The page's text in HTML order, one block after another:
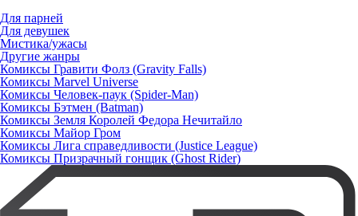
Для парней
Для девушек
Мистика/ужасы
Другие жанры
Комиксы Гравити Фолз (Gravity Falls)
Комиксы Marvel Universe
Комиксы Человек-паук (Spider-Man)
Комиксы Бэтмен (Batman)
Комиксы Земля Королей Федора Нечитайло
Комиксы Майор Гром
Комиксы Лига справедливости (Justice League)
Комиксы Призрачный гонщик (Ghost Rider)